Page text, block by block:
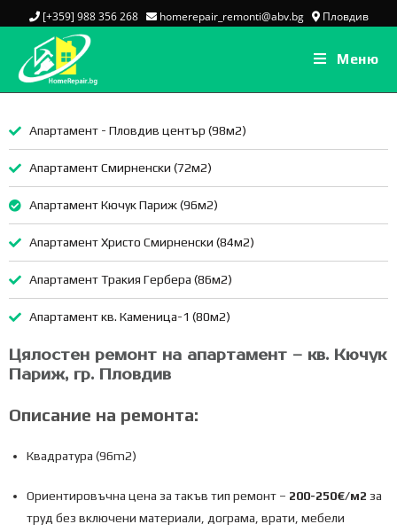
[+359] 988 356 268 homerepair_remonti@abv.bg Пловдив
Меню
Апартамент - Пловдив център (98м2)
Апартамент Смирненски (72м2)
Апартамент Кючук Париж (96м2)
Апартамент Христо Смирненски (84м2)
Апартамент Тракия Гербера (86м2)
Апартамент кв. Каменица-1 (80м2)
Цялостен ремонт на апартамент – кв. Кючук
Париж, гр. Пловдив
Описание на ремонта:
Квадратура (96m2)
Ориентировъчна цена за такъв тип ремонт – 200-250€/м2 за
труд без включени материали, дограма, врати, мебели